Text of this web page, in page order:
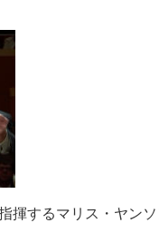
揮するマリス・ヤン